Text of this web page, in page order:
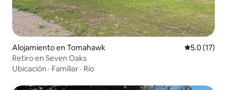
Alojamiento en Tomahawk Calificación
5.0 (17)
Retiro en Seven Oaks
Ubicación · Familiar · Río